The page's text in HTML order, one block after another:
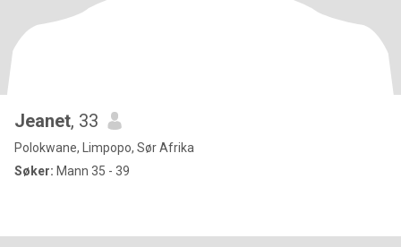
Jeanet, 33
Polokwane, Limpopo, Sør Afrika
Søker: Mann 35 - 39